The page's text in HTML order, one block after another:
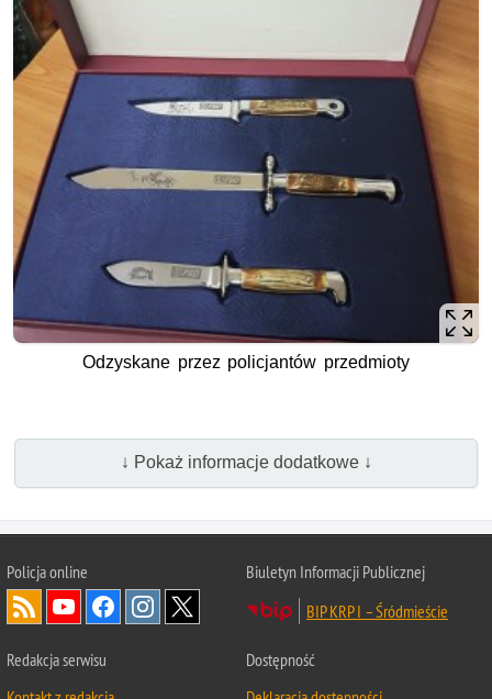
Odzyskane przez policjantów przedmioty
↓ Pokaż informacje dodatkowe ↓
Policja online
Biuletyn Informacji Publicznej
BIP KRP I – Śródmieście
Redakcja serwisu
Dostępność